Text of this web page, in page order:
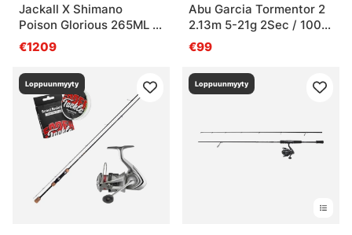
Jackall X Shimano
Poison Glorious 265ML &
Vanquish Competition
Edition
€1209
Abu Garcia Tormentor 2
2.13m 5-21g 2Sec / 1000
90/0.25
€99
Loppuunmyyty Loppuunmyyty